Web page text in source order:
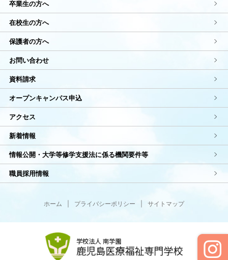
卒業生の方へ
在校生の方へ
保護者の方へ
お問い合わせ
資料請求
オープンキャンパス申込
アクセス
新着情報
情報公開・大学等修学支援法に係る機関要件等
職員採用情報
ホーム プライバシーポリシー サイトマップ